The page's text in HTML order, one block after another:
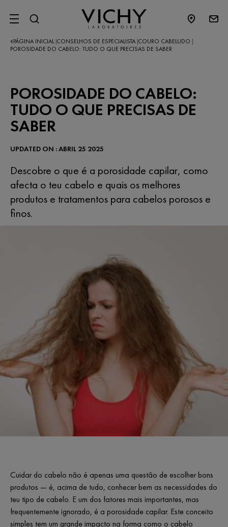
SITE MENU
PÁGINA INICIAL CONSELHOS DE ESPECIALISTA COURO CABELUDO
POROSIDADE DO CABELO: TUDO O QUE PRECISAS DE SABER
POROSIDADE DO CABELO:
TUDO O QUE PRECISAS DE
SABER
Descobre o que é a porosidade capilar, como
afecta o teu cabelo e quais os melhores
produtos e tratamentos para cabelos porosos e
finos.
UPDATED ON : ABRIL 25 2025
Cuidar do cabelo não é apenas uma questão de escolher bons
produtos — é, acima de tudo, conhecer bem as necessidades do
teu tipo de cabelo. E um dos fatores mais importantes, mas
frequentemente ignorado, é a porosidade capilar. Este conceito
simples tem um grande impacto na forma como o cabelo